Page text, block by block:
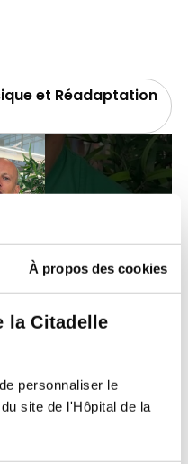
À propos des cookies
la Citadelle
personnaliser le
site de l'Hôpital de la
et Réadaptation